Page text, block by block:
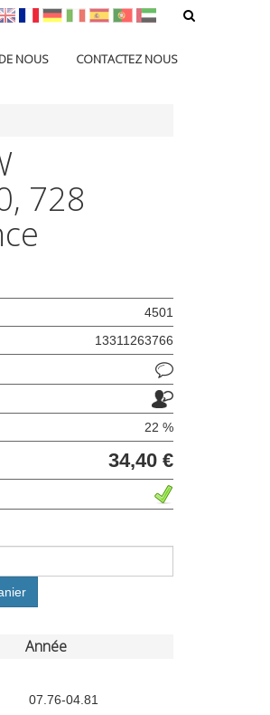
Španščina
PortugalArabščina
NOUS CONTACTEZ NOUS
728
4501
13311263766
22 %
34,40 €
Année
07.76-04.81